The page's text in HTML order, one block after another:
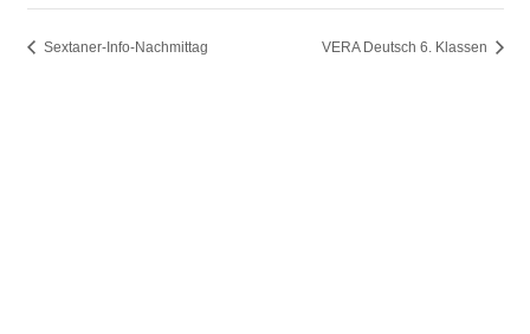
Sextaner-Info-Nachmittag VERA Deutsch 6. Klassen